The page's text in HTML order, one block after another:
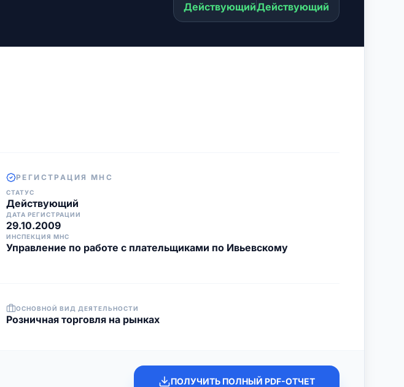
ДействующийДействующий
РЕГИСТРАЦИЯ МНС
СТАТУС
Действующий
ДАТА РЕГИСТРАЦИИ
29.10.2009
ИНСПЕКЦИЯ МНС
Управление по работе с плательщиками по Ивьевскому
ОСНОВНОЙ ВИД ДЕЯТЕЛЬНОСТИ
Розничная торговля на рынках
ПОЛУЧИТЬ ПОЛНЫЙ PDF-ОТЧЕТ